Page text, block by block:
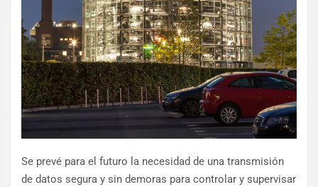
Se prevé para el futuro la necesidad de una transmisión
de datos segura y sin demoras para controlar y supervisar